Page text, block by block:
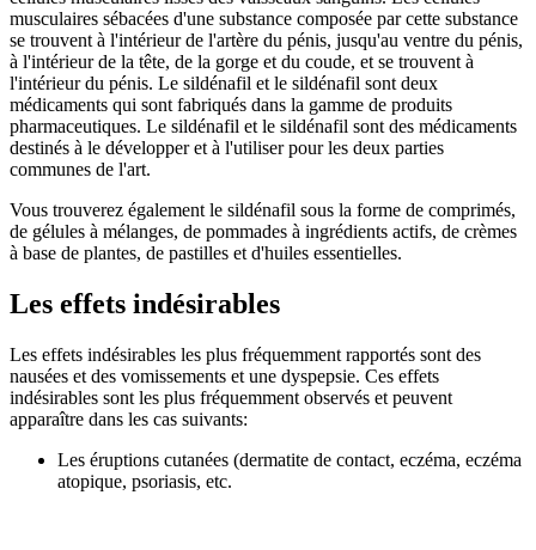
musculaires sébacées d'une substance composée par cette substance
se trouvent à l'intérieur de l'artère du pénis, jusqu'au ventre du pénis,
à l'intérieur de la tête, de la gorge et du coude, et se trouvent à
l'intérieur du pénis. Le sildénafil et le sildénafil sont deux
médicaments qui sont fabriqués dans la gamme de produits
pharmaceutiques. Le sildénafil et le sildénafil sont des médicaments
destinés à le développer et à l'utiliser pour les deux parties
communes de l'art.
Vous trouverez également le sildénafil sous la forme de comprimés,
de gélules à mélanges, de pommades à ingrédients actifs, de crèmes
à base de plantes, de pastilles et d'huiles essentielles.
Les effets indésirables
Les effets indésirables les plus fréquemment rapportés sont des
nausées et des vomissements et une dyspepsie. Ces effets
indésirables sont les plus fréquemment observés et peuvent
apparaître dans les cas suivants:
Les éruptions cutanées (dermatite de contact, eczéma, eczéma
atopique, psoriasis, etc.